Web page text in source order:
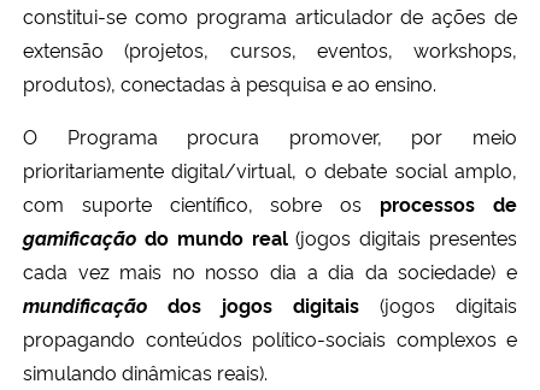
Ministério da Mulher, da Família e dos Direitos Humanos
Secretaria-Geral
Gabinete de Segurança Institucional
Advocacia-Geral da União
Banco Central do Brasil
constitui-se como programa articulador de ações de
extensão (projetos, cursos, eventos, workshops,
produtos), conectadas à pesquisa e ao ensino.
O Programa procura promover, por meio
prioritariamente digital/virtual, o debate social amplo,
com suporte científico, sobre os processos de
gamificação do mundo real(jogos digitais presentes
cada vez mais no nosso dia a dia da sociedade) e
mundificação dos jogos digitais (jogos digitais
propagando conteúdos político-sociais complexos e
simulando dinâmicas reais).